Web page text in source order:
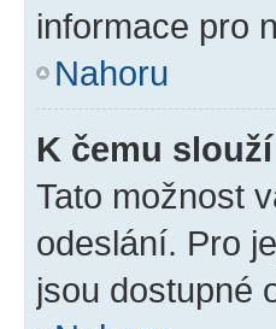
informace pro
Nahoru
K čemu
Tato možnost
odeslání. Pro
jsou dostupné